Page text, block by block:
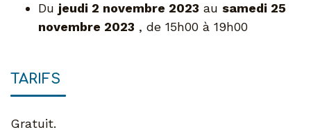
Du jeudi 2 novembre 2023 au samedi 25
novembre 2023 , de 15h00 à 19h00
TARIFS
Gratuit.